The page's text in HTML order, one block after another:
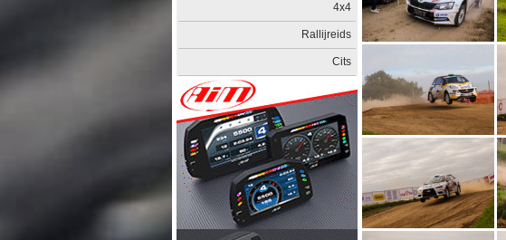
4x4
Rallijreids
Cits